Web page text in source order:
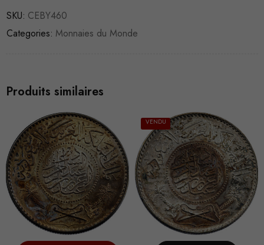
SKU: CEBY460
Categories: Monnaies du Monde
Produits similaires
VENDU VENDU